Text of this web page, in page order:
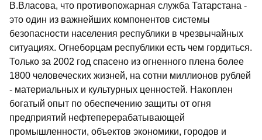
В.Власова, что противопожарная служба Татарстана -
это один из важнейших компонентов системы
безопасности населения республики в чрезвычайных
ситуациях. Огнеборцам республики есть чем гордиться.
Только за 2002 год спасено из огненного плена более
1800 человеческих жизней, на сотни миллионов рублей
- материальных и культурных ценностей. Накоплен
богатый опыт по обеспечению защиты от огня
предприятий нефтеперерабатывающей
промышленности, объектов экономики, городов и